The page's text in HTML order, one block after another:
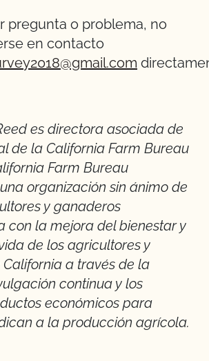
pregunta o problema, no
en contacto
es directora asociada de
de la California Farm Bureau
Farm Bureau
organización sin ánimo de
y ganaderos
con la mejora del bienestar y
de los agricultores y
a través de la
continua y los
económicos para
a la producción agrícola.